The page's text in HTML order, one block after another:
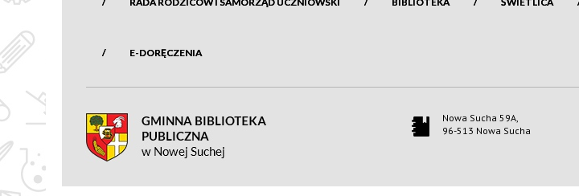
E-DORĘCZENIA
Nowa Sucha 59A,
96-513 Nowa Sucha